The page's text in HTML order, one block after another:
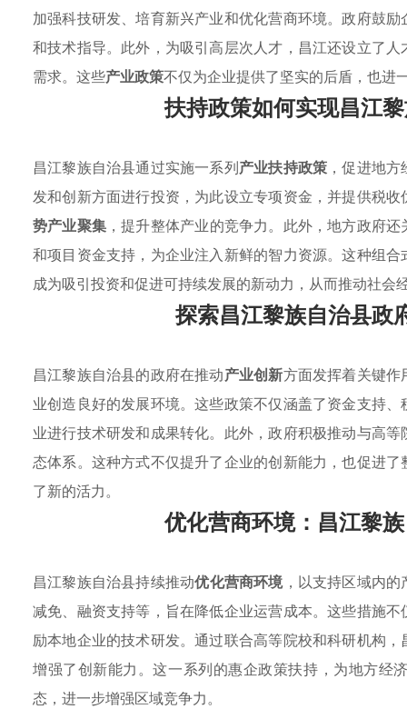
加强科技研发、培育新兴产业和优化营商环境。政府鼓
和技术指导。此外，为吸引高层次人才，昌江还设立了
需求。这些产业政策不仅为企业提供了坚实的后盾，也进
扶持政策如何实现昌江
昌江黎族自治县通过实施一系列产业扶持政策 ，促进地
发和创新方面进行投资，为此设立专项资金，并提供税
势产业聚集 ，提升整体产业的竞争力。此外，地方政府
和项目资金支持，为企业注入新鲜的智力资源。这种组
成为吸引投资和促进可持续发展的新动力，从而推动社会
探索昌江黎族自治县政
昌江黎族自治县的政府在推动产业创新方面发挥着关键
业创造良好的发展环境。这些政策不仅涵盖了资金支持
业进行技术研发和成果转化。此外，政府积极推动与高
态体系。这种方式不仅提升了企业的创新能力，也促进
了新的活力。
优化营商环境：昌江黎
昌江黎族自治县持续推动优化营商环境，以支持区域内的
减免、融资支持等，旨在降低企业运营成本。这些措施不
励本地企业的技术研发。通过联合高等院校和科研机构
增强了创新能力。这一系列的惠企政策扶持，为地方经
态，进一步增强区域竞争力。